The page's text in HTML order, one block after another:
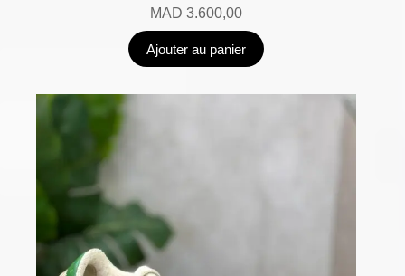
MAD 3.600,00
Ajouter au panier